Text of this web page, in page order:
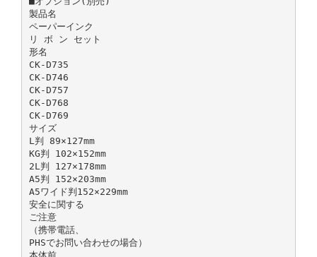
製品名
ペーパーインク
リ ボ ン セット
形名
CK-D735
CK-D746
CK-D757
CK-D768
CK-D769
サイズ
L判 89×127mm
KG判 102×152mm
2L判 127×178mm
A5判 152×203mm
A5ワイド判152×229mm
安全に関する
ご注意
（携帯電話、
PHSでお問い合わせの場合）
本体前